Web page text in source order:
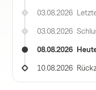
03.08.2026
03.08.2026
08.08.2026
10.08.2026